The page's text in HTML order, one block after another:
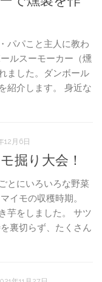
パパこと主人に教わ
ルスーモーカー（燻
ました。ダンボール
紹介します。 身近な
12月6日
掘り大会！
とにいろいろな野菜
イモの収穫時期。
芋をしました。 サツ
裏切らず、たくさん